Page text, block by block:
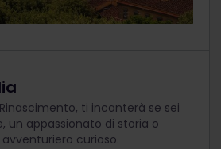
ti incanterà se sei
un appassionato di storia o
curioso.